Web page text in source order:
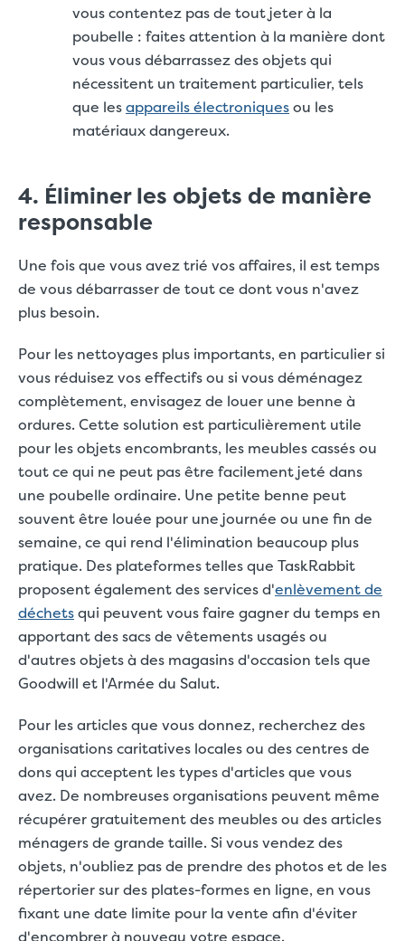
vous contentez pas de tout jeter à la
poubelle : faites attention à la manière dont
vous vous débarrassez des objets qui
nécessitent un traitement particulier, tels
que lesappareils électroniquesou les
matériaux dangereux.
4. Éliminer les objets de manière
responsable
Une fois que vous avez trié vos affaires, il est temps
de vous débarrasser de tout ce dont vous n'avez
plus besoin.
Pour les nettoyages plus importants, en particulier si
vous réduisez vos effectifs ou si vous déménagez
complètement, envisagez de louer une benne à
ordures. Cette solution est particulièrement utile
pour les objets encombrants, les meubles cassés ou
tout ce qui ne peut pas être facilement jeté dans
une poubelle ordinaire. Une petite benne peut
souvent être louée pour une journée ou une fin de
semaine, ce qui rend l'élimination beaucoup plus
pratique. Des plateformes telles que TaskRabbit
proposent également des services d'enlèvement de
déchetsqui peuvent vous faire gagner du temps en
apportant des sacs de vêtements usagés ou
d'autres objets à des magasins d'occasion tels que
Goodwill et l'Armée du Salut.
Pour les articles que vous donnez, recherchez des
organisations caritatives locales ou des centres de
dons qui acceptent les types d'articles que vous
avez. De nombreuses organisations peuvent même
récupérer gratuitement des meubles ou des articles
ménagers de grande taille. Si vous vendez des
objets, n'oubliez pas de prendre des photos et de les
répertorier sur des plates-formes en ligne, en vous
fixant une date limite pour la vente afin d'éviter
d'encombrer à nouveau votre espace.